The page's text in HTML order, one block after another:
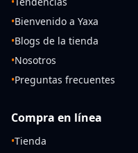
•Bienvenido a Yaxa
•Blogs de la tienda
•Nosotros
•Preguntas frecuentes
Compra en línea
•Tienda